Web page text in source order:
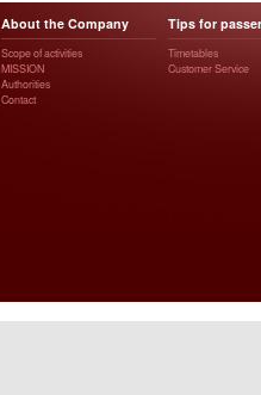
About the Company
Scope of activities
MISSION
Authorities
Contact
Tips for
Timetables
Customer Service